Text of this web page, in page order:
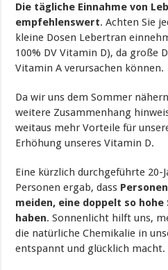
Die tägliche Einnahme von
empfehlenswert. Achten Sie
kleine Dosen Lebertran
100% DV Vitamin D), da große
Vitamin A verursachen können.
Da wir uns dem Sommer
weitere Zusammenhang
weitaus mehr Vorteile für
Erhöhung unseres Vitamin D.
Eine kürzlich durchgeführte 20-
Personen ergab, dass
meiden, eine doppelt so
haben. Sonnenlicht hilft uns,
die natürliche Chemikalie in
entspannt und glücklich macht.